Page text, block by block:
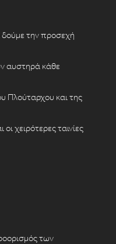
την προσεχή
αυστηρά κάθε
Πλούταρχου και της
χειρότερες ταινίες
των